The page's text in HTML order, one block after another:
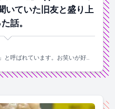
いていた旧友と盛り上
話。
と呼ばれています。お笑いが好